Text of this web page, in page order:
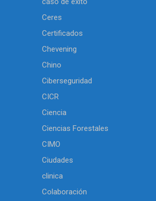
Ceres
Certificados
Chevening
Chino
Ciberseguridad
CICR
Ciencia
Ciencias Forestales
CIMO
Ciudades
clinica
Colaboración